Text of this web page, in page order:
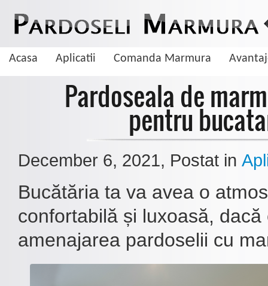
Acasa Aplicatii Comanda Marmura
De ce sa aleg pardoseala din marmura
Cum sa cureti pardoseala de marmura
Pardoseala de
pentru
December 6, 2021, Postat in
Bucătăria ta va avea o
confortabilă și luxoasă,
amenajarea pardoselii cu